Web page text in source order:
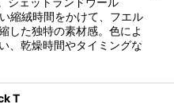
縮絨時間をかけて、フエル
した独特の素材感。色によ
、乾燥時間やタイミングな
T